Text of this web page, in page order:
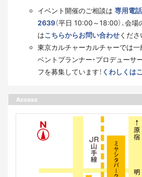
イベント開催のご相談は 専用電
2639（平日 10:00～18:00）、会
はこちらからお問い合わせくださ
東京カルチャーカルチャーでは
ベントプランナー・プロデューサ
フを募集しています！ くわしくは
Access